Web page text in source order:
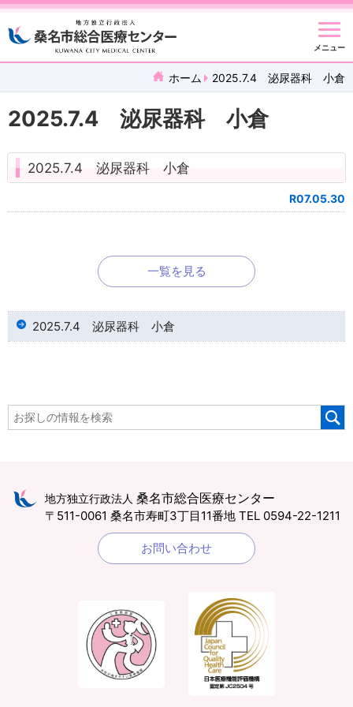
メニュー
ホーム 2025.7.4 泌尿器科 小倉
2025.7.4 泌尿器科 小倉
2025.7.4 泌尿器科 小倉
R07.05.30
一覧を見る
2025.7.4 泌尿器科 小倉
地方独立行政法人 桑名市総合医療センター
〒511-0061 桑名市寿町3丁目11番地 TEL 0594-22-1211
お問い合わせ